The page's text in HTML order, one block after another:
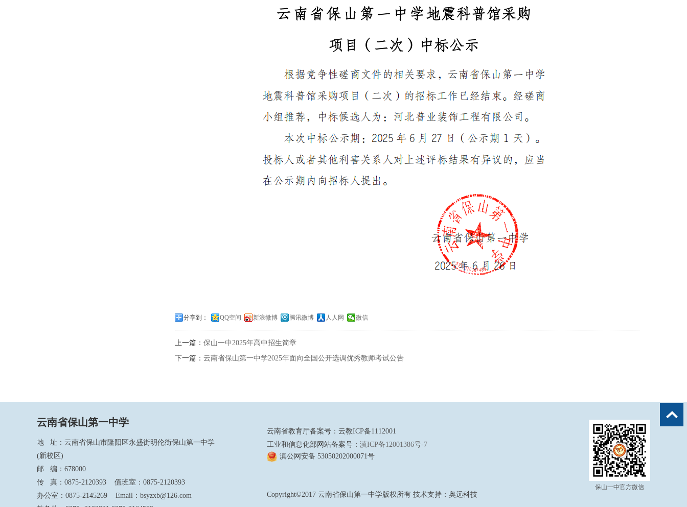
分享到： QQ空间 新浪微博 腾讯微博 人人网 微信
上一篇： 保山一中2025年高中招生简章
下一篇： 云南省保山第一中学2025年面向全国公开选调优秀教师考试公告
云南省保山第一中学
地 址：云南省保山市隆阳区永盛街明伦街保山第一中学
(新校区)
邮 编：678000
传 真：0875-2120393 值班室：0875-2120393
办公室：0875-2145269 Email：bsyzxb@126.com
云南省教育厅备案号：云教ICP备1112001
工业和信息化部网站备案号： 滇ICP备12001386号-7
滇公网安备 53050202000071号
Copyright©2017 云南省保山第一中学版权所有 技术支持：奥远科技
保山一中官方微信